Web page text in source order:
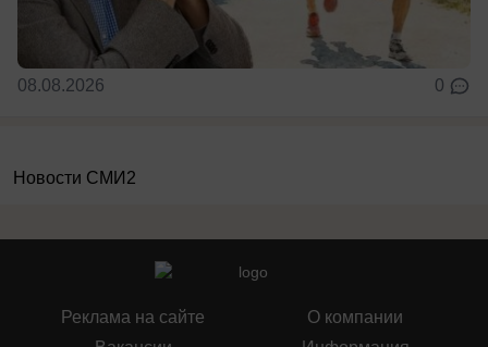
08.08.2026 0
Новости СМИ2
Реклама на сайте
О компании